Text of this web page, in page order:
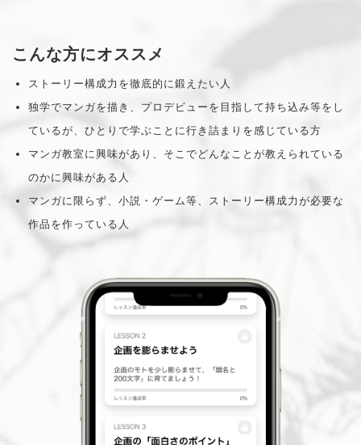
こんな方にオススメ
ストーリー構成力を徹底的に鍛えたい人
独学でマンガを描き、プロデビューを目指して持ち込み等をし
ているが、ひとりで学ぶことに行き詰まりを感じている方
マンガ教室に興味があり、そこでどんなことが教えられている
のかに興味がある人
マンガに限らず、小説・ゲーム等、ストーリー構成力が必要な
作品を作っている人